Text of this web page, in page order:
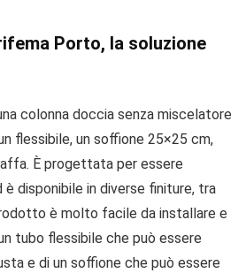
Porto, la soluzione
colonna doccia senza miscelatore
flessibile, un soffione 25×25 cm,
È progettata per essere
disponibile in diverse finiture, tra
è molto facile da installare e
tubo flessibile che può essere
e di un soffione che può essere